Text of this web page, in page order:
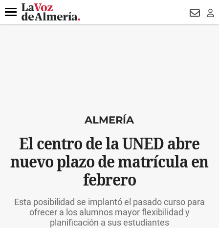
DESTACADO
Menú
ALMERÍA
El centro de la UNED abre
nuevo plazo de matrícula en
febrero
Esta posibilidad se implantó el pasado curso para
ofrecer a los alumnos mayor flexibilidad y
planificación a sus estudiantes